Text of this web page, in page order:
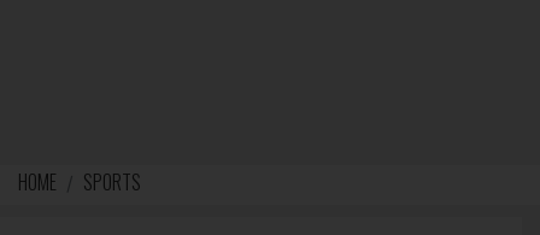
HOME SPORTS